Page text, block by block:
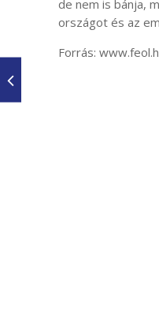
de nem is bánja,
országot és az
Forrás: